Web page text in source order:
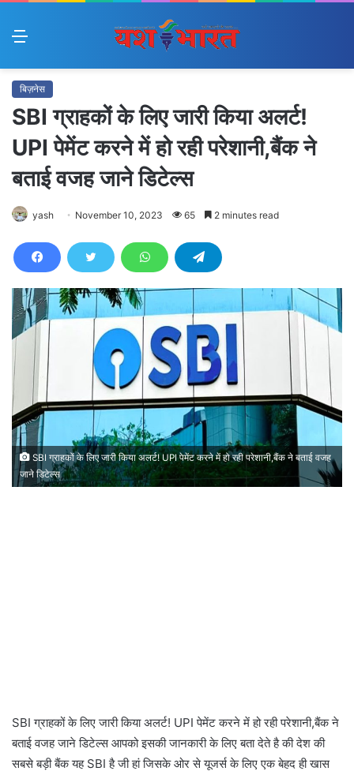
Menu
बिज़नेस
SBI ग्राहकों के लिए जारी किया अलर्ट!
UPI पेमेंट करने में हो रही परेशानी,बैंक ने
बताई वजह जाने डिटेल्स
yash November 10, 2023 65 2 minutes read
SBI ग्राहकों के लिए जारी किया अलर्ट! UPI पेमेंट करने में हो रही परेशानी,बैंक ने बताई वजह
जाने डिटेल्स
SBI ग्राहकों के लिए जारी किया अलर्ट! UPI पेमेंट करने में हो रही परेशानी,बैंक ने
बताई वजह जाने डिटेल्स आपको इसकी जानकारी के लिए बता देते है की देश की
सबसे बड़ी बैंक यह SBI है जी हां जिसके ओर से यूजर्स के लिए एक बेहद ही खास